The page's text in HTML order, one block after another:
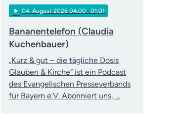
play_arrow 04 . August 2026 04:00 · 01:01
Bananentelefon (Claudia
Kuchenbauer)
„Kurz & gut – die tägliche Dosis
Glauben & Kirche“ ist ein Podcast
des Evangelischen Presseverbands
für Bayern e.V. Abonniert uns, …